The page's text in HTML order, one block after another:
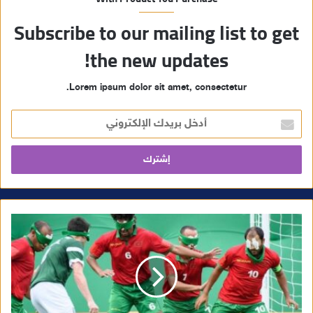
Subscribe to our mailing list to get
the new updates!
Lorem ipsum dolor sit amet, consectetur.
خ
ل
ر
ا
ل
إ
ل
ك
ت
ر
و
ن